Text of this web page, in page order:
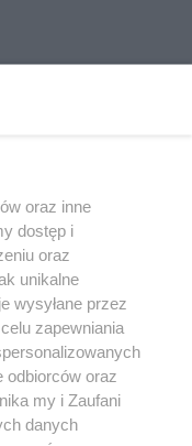
Praca Łódź
oraz inne
dostęp i
oraz
unikalne
wysyłane przez
zapewniania
odbiorców oraz
my i Zaufani
danych